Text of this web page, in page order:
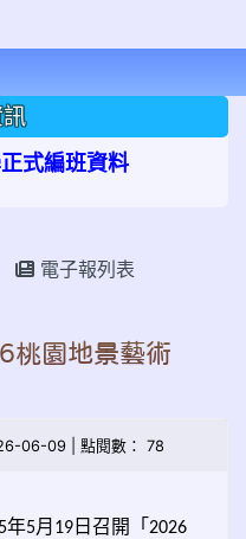
式編班資料
電子報列表
桃園地景藝術
06-09 | 點閱數： 78
年5月 19 日召開「 2026